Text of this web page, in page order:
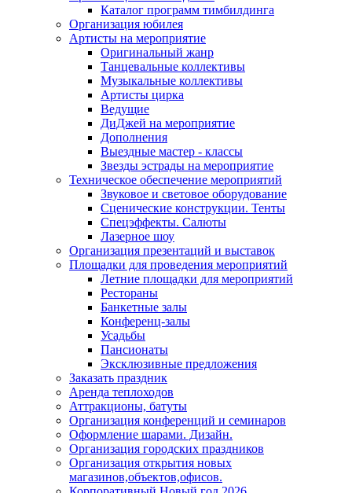
Каталог программ тимбилдинга
Организация юбилея
Артисты на мероприятие
Оригинальный жанр
Танцевальные коллективы
Музыкальные коллективы
Артисты цирка
Ведущие
ДиДжей на мероприятие
Дополнения
Выездные мастер - классы
Звезды эстрады на мероприятие
Техническое обеспечение мероприятий
Звуковое и световое оборудование
Сценические конструкции. Тенты
Спецэффекты. Салюты
Лазерное шоу
Организация презентаций и выставок
Площадки для проведения мероприятий
Летние площадки для мероприятий
Рестораны
Банкетные залы
Конференц-залы
Усадьбы
Пансионаты
Эксклюзивные предложения
Заказать праздник
Аренда теплоходов
Аттракционы, батуты
Организация конференций и семинаров
Оформление шарами. Дизайн.
Организация городских праздников
Организация открытия новых
магазинов,объектов,офисов.